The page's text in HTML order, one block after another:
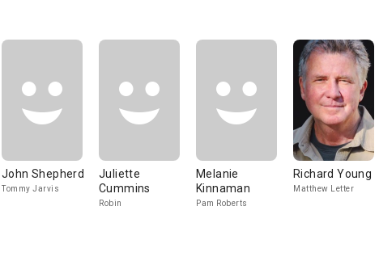
John Shepherd
Tommy Jarvis
Juliette
Cummins
Robin
Melanie
Kinnaman
Pam Roberts
Richard Young
Matthew Letter